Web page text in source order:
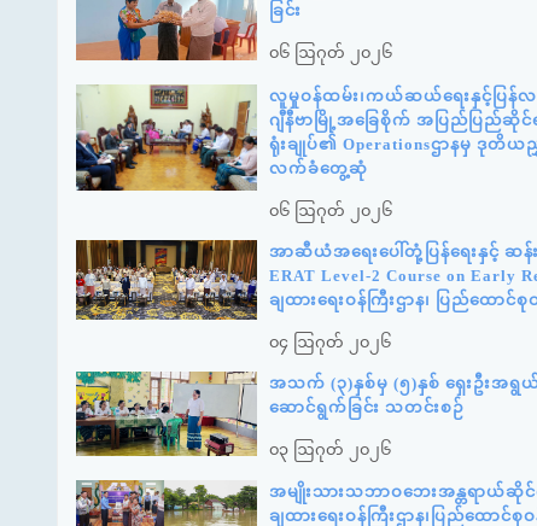
ခြင်း
၀၆ ဩဂုတ် ၂၀၂၆
လူမှုဝန်ထမ်း၊ကယ်ဆယ်ရေးနှင့်ပြန်လည်
ဂျီနီဗာမြို့အခြေစိုက် အပြည်ပြည်ဆိုင်ရ
ရုံးချုပ်၏ Operationsဌာနမှ ဒုတိယ
လက်ခံတွေ့ဆုံ
၀၆ ဩဂုတ် ၂၀၂၆
အာဆီယံအရေးပေါ်တုံ့ပြန်ရေးနှင့် ဆ
ERAT Level-2 Course on
ချထားရေးဝန်ကြီးဌာန၊ ပြည်ထော
၀၄ ဩဂုတ် ၂၀၂၆
အသက် (၃)နှစ်မှ (၅)နှစ် ရှေးဦးအရွ
ဆောင်ရွက်ခြင်း သတင်းစဉ်
၀၃ ဩဂုတ် ၂၀၂၆
အမျိုးသားသဘာဝဘေးအန္တရာယ်ဆို
ချထားရေးဝန်ကြီးဌာန၊ပြည်ထော